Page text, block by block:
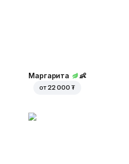
Маргарита 👶
от 22 000 ₮